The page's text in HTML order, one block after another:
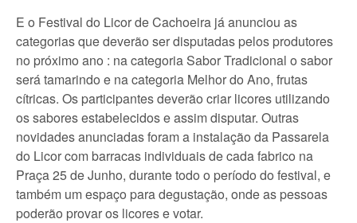
E o Festival do Licor de Cachoeira já anunciou as
categorias que deverão ser disputadas pelos produtores
no próximo ano : na categoria Sabor Tradicional o sabor
será tamarindo e na categoria Melhor do Ano, frutas
cítricas. Os participantes deverão criar licores utilizando
os sabores estabelecidos e assim disputar. Outras
novidades anunciadas foram a instalação da Passarela
do Licor com barracas individuais de cada fabrico na
Praça 25 de Junho, durante todo o período do festival, e
também um espaço para degustação, onde as pessoas
poderão provar os licores e votar.